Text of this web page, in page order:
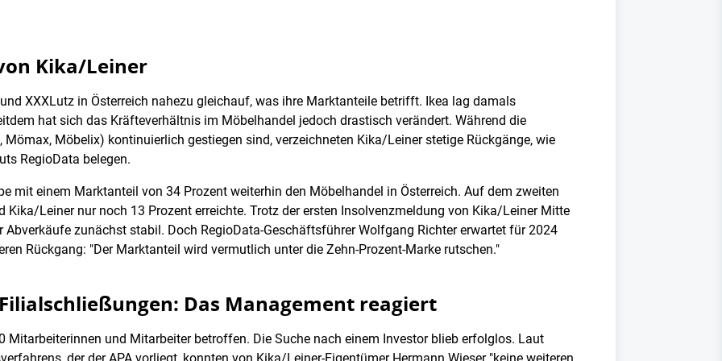
Kika/Leiner
XXXLutz in Österreich nahezu gleichauf, was ihre Marktanteile betrifft. Ikea lag damals
hat sich das Kräfteverhältnis im Möbelhandel jedoch drastisch verändert. Während die
Mömax, Möbelix) kontinuierlich gestiegen sind, verzeichneten Kika/Leiner stetige Rückgänge, wie
RegioData belegen.
mit einem Marktanteil von 34 Prozent weiterhin den Möbelhandel in Österreich. Auf dem zweiten
Kika/Leiner nur noch 13 Prozent erreichte. Trotz der ersten Insolvenzmeldung von Kika/Leiner Mitte
zunächst stabil. Doch RegioData-Geschäftsführer Wolfgang Richter erwartet für 2024
Rückgang: "Der Marktanteil wird vermutlich unter die Zehn-Prozent-Marke rutschen."
Das Management reagiert
Mitarbeiterinnen und Mitarbeiter betroffen. Die Suche nach einem Investor blieb erfolglos. Laut